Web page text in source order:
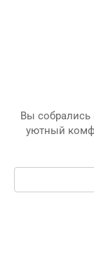
Вы собрались
уютный
Поиск: